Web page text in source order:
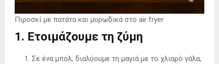
Πιροσκί με πατάτα και μυρωδικά στο air fryer
1. Ετοιμάζουμε τη ζύμη
Σε ένα μπολ, διαλύουμε τη μαγιά με το χλιαρό γάλα,